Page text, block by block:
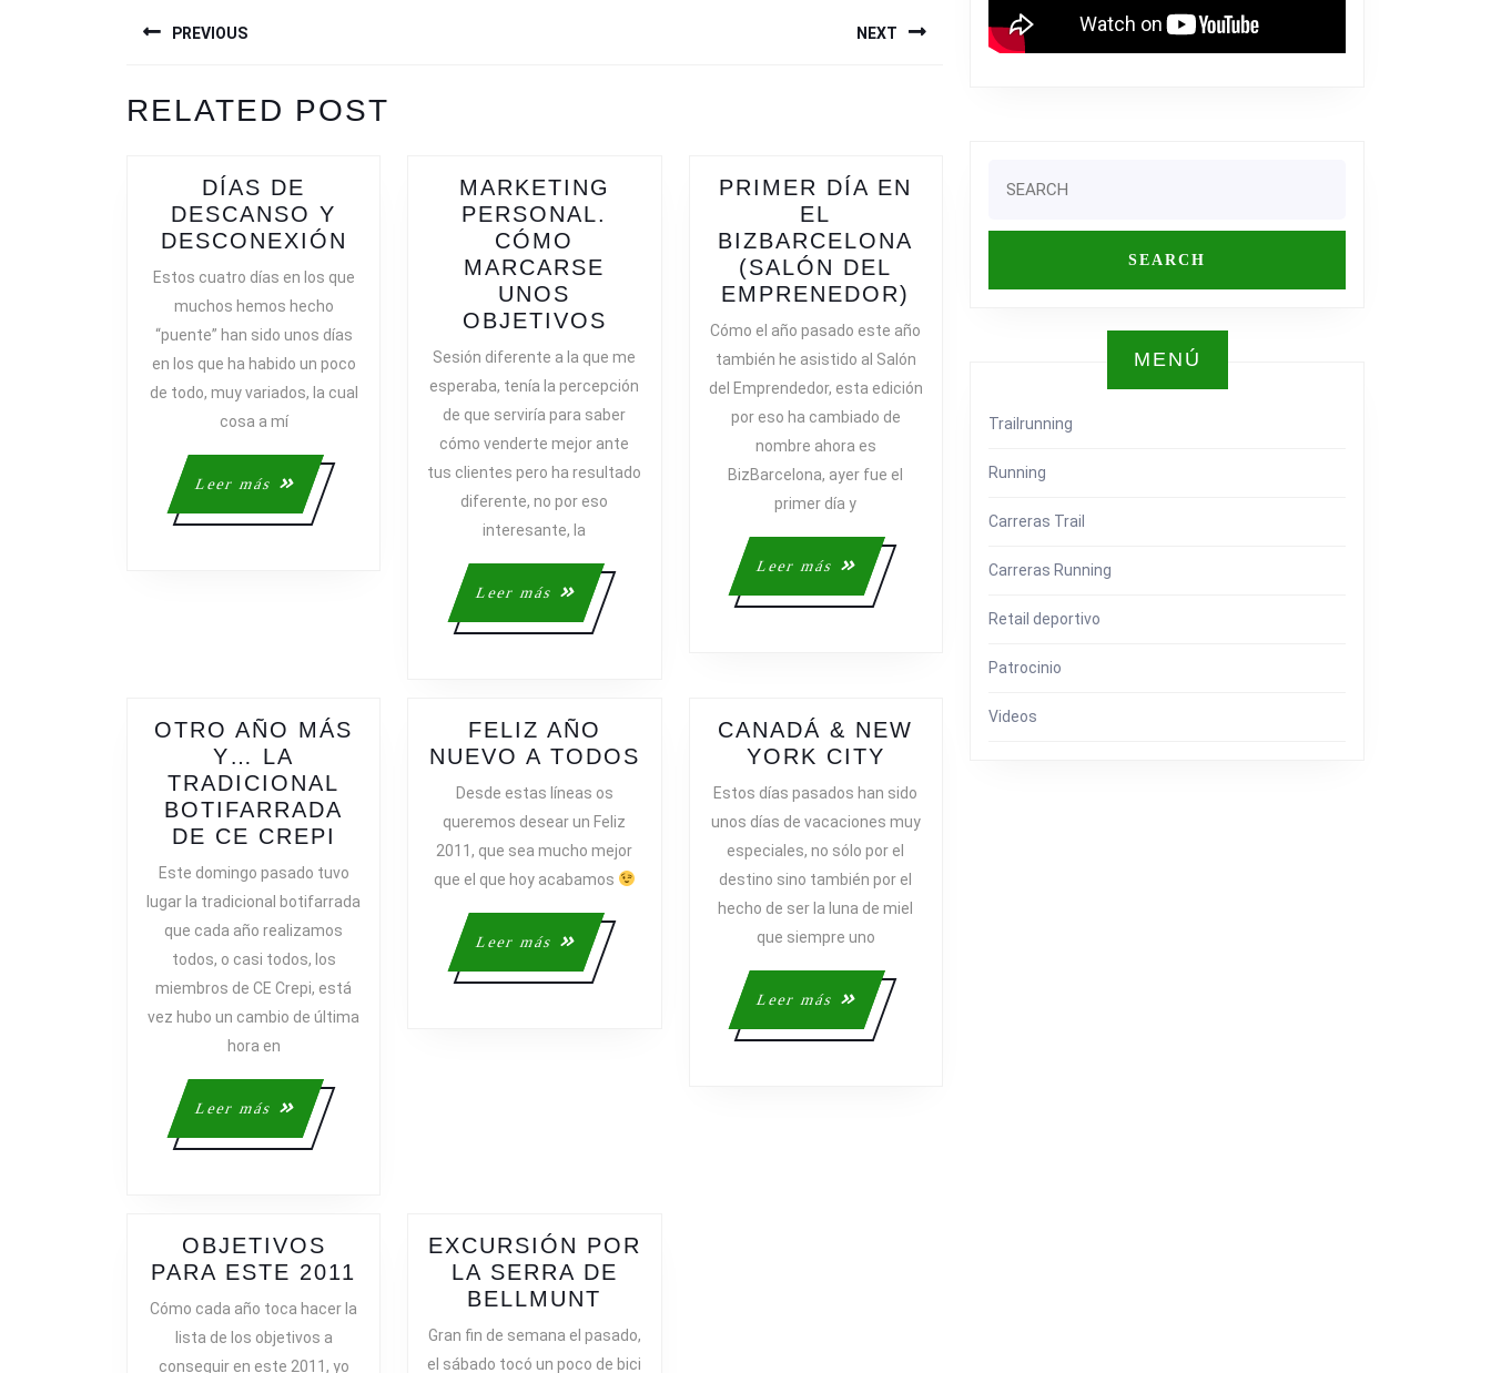
DE
ENTRADAS
PREVIOUS
post:
NEXT
RELATED POST
DÍAS DE
DESCANSO Y
DESCONEXIÓN
DESCONEXIÓN
Estos cuatro días en los que
muchos hemos hecho
“puente” han sido unos días
en los que ha habido un poco
de todo, muy variados, la cual
cosa a mí
Leer más
Leer
más
MARKETING
PERSONAL.
CÓMO
MARCARSE
UNOS
OBJETIVOS MARKETING
MARCARSE
UNOS
OBJETIVOS
Sesión diferente a la que me
esperaba, tenía la percepción
de que serviría para saber
cómo venderte mejor ante
tus clientes pero ha resultado
diferente, no por eso
interesante, la
Leer más
Leer
más
PRIMER DÍA EN
EL
BIZBARCELONA
(SALÓN DEL
EMPRENEDOR)
PRIMER
DÍA
EL
BIZBARCELONA
(SALÓN
EMPRENEDOR)
Cómo el año pasado este año
también he asistido al Salón
del Emprendedor, esta edición
por eso ha cambiado de
nombre ahora es
BizBarcelona, ayer fue el
primer día y
Leer más
Leer
más
OTRO AÑO MÁS
Y… LA
TRADICIONAL
BOTIFARRADA
DE CE CREPI
Y…
LA
TRADICIONAL
BOTIFARRADA
DE
Este domingo pasado tuvo
lugar la tradicional botifarrada
que cada año realizamos
todos, o casi todos, los
miembros de CE Crepi, está
vez hubo un cambio de última
hora en
Leer más
Leer
más
FELIZ AÑO
NUEVO A TODOS
TODOS
Desde estas líneas os
queremos desear un Feliz
2011, que sea mucho mejor
que el que hoy acabamos
Leer más
Leer
más
CANADÁ & NEW
YORK CITY
&
YORK
CITY
Estos días pasados han sido
unos días de vacaciones muy
especiales, no sólo por el
destino sino también por el
hecho de ser la luna de miel
que siempre uno
Leer más
Leer
más
OBJETIVOS
PARA ESTE 2011 OBJETIVOS
Cómo cada año toca hacer la
lista de los objetivos a
conseguir en este 2011, yo
EXCURSIÓN POR
LA SERRA DE
BELLMUNT
POR
Gran fin de semana el pasado,
el sábado tocó un poco de bici
for:
MENÚ
Trailrunning
Running
Carreras Trail
Carreras Running
Retail deportivo
Patrocinio
Videos